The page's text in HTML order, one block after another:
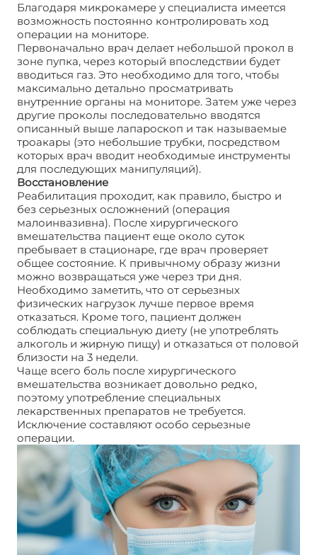
Благодаря микрокамере у специалиста имеется
возможность постоянно контролировать ход
операции на мониторе.
Первоначально врач делает небольшой прокол в
зоне пупка, через который впоследствии будет
вводиться газ. Это необходимо для того, чтобы
максимально детально просматривать
внутренние органы на мониторе. Затем уже через
другие проколы последовательно вводятся
описанный выше лапароскоп и так называемые
троакары (это небольшие трубки, посредством
которых врач вводит необходимые инструменты
для последующих манипуляций).
Восстановление
Реабилитация проходит, как правило, быстро и
без серьезных осложнений (операция
малоинвазивна). После хирургического
вмешательства пациент еще около суток
пребывает в стационаре, где врач проверяет
общее состояние. К привычному образу жизни
можно возвращаться уже через три дня.
Необходимо заметить, что от серьезных
физических нагрузок лучше первое время
отказаться. Кроме того, пациент должен
соблюдать специальную диету (не употреблять
алкоголь и жирную пищу) и отказаться от половой
близости на 3 недели.
Чаще всего боль после хирургического
вмешательства возникает довольно редко,
поэтому употребление специальных
лекарственных препаратов не требуется.
Исключение составляют особо серьезные
операции.